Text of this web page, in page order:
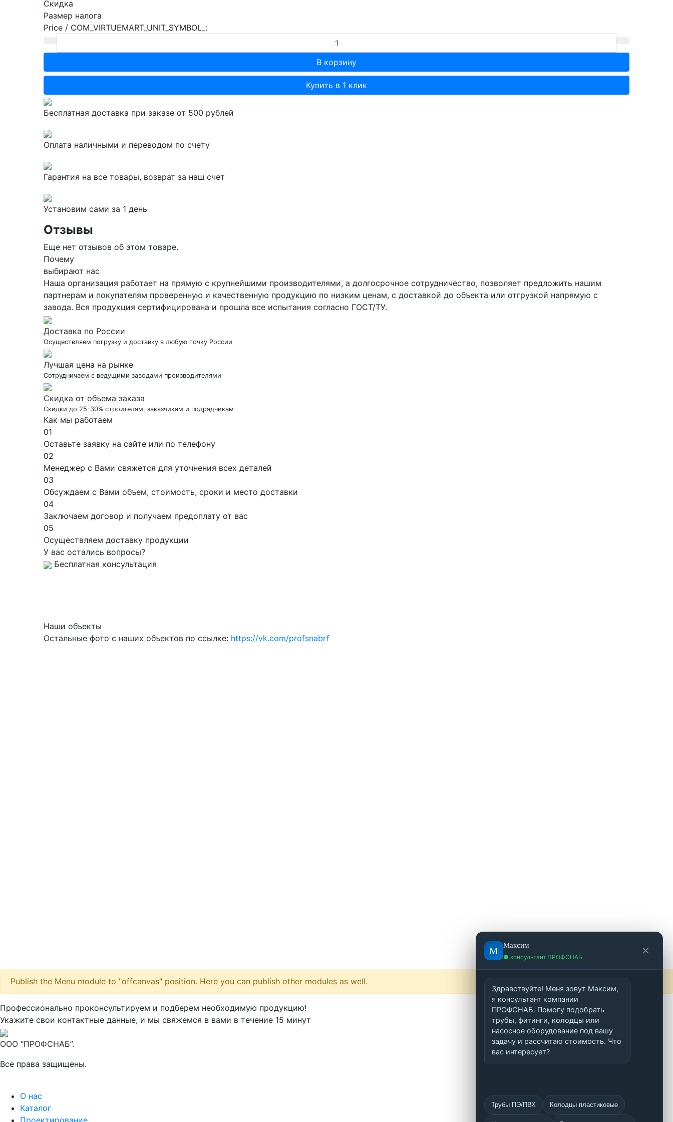
Скидка
Размер налога
Price / COM_VIRTUEMART_UNIT_SYMBOL_:
Купить в 1 клик
Бесплатная доставка при заказе от 500 рублей
Оплата наличными и переводом по счету
Гарантия на все товары, возврат за наш счет
Установим сами за 1 день
Отзывы
Еще нет отзывов об этом товаре.
Почему
выбирают нас
Наша организация работает на прямую с крупнейшими производителями, а долгосрочное сотрудничество, позволяет предложить нашим
партнерам и покупателям проверенную и качественную продукцию по низким ценам, с доставкой до объекта или отгрузкой напрямую с
завода. Вся продукция сертифицирована и прошла все испытания согласно ГОСТ/ТУ.
Доставка по России
Осуществляем погрузку и доставку в любую точку России
Лучшая цена на рынке
Сотрудничаем с ведущими заводами производителями
Скидка от объема заказа
Скидки до 25-30% строителям, заказчикам и подрядчикам
Как мы работаем
01
Оставьте заявку на сайте или по телефону
02
Менеджер с Вами свяжется для уточнения всех деталей
03
Обсуждаем с Вами объем, стоимость, сроки и место доставки
04
Заключаем договор и получаем предоплату от вас
05
Осуществляем доставку продукции
У вас остались вопросы?
Бесплатная консультация
Наши объекты
Остальные фото с наших объектов по ссылке: https://vk.com/profsnabrf
Publish the Menu module to "offcanvas" position. Here you can publish other modules as well.
М Максим
● консультант ПРОФСНАБ
✕
Здравствуйте! Меня зовут Максим,
я консультант компании
ПРОФСНАБ. Помогу подобрать
трубы, фитинги, колодцы или
насосное оборудование под вашу
задачу и рассчитаю стоимость. Что
вас интересует?
Трубы ПЭ/ПВХ Колодцы пластиковые
Профессионально проконсультируем и подберем необходимую продукцию!
Укажите свои контактные данные, и мы свяжемся в вами в течение 15 минут
ООО “ПРОФСНАБ”.
Все права защищены.
О нас
Каталог
Проектирование